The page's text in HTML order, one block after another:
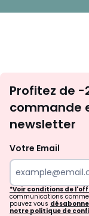
Profitez de
commande
newsletter
Votre Email
*Voir conditions de
communications
pouvez vous
notre politique de